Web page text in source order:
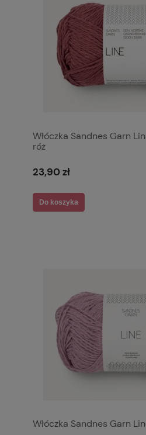
Włóczka Sandnes Garn
róż
23,90 zł
Do koszyka
Włóczka Sandnes Garn